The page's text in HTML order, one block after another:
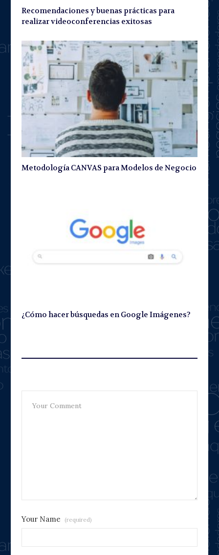
Recomendaciones y buenas prácticas para
realizar videoconferencias exitosas
Metodología CANVAS para Modelos de Negocio
¿Cómo hacer búsquedas en Google Imágenes?
Your Name (required)